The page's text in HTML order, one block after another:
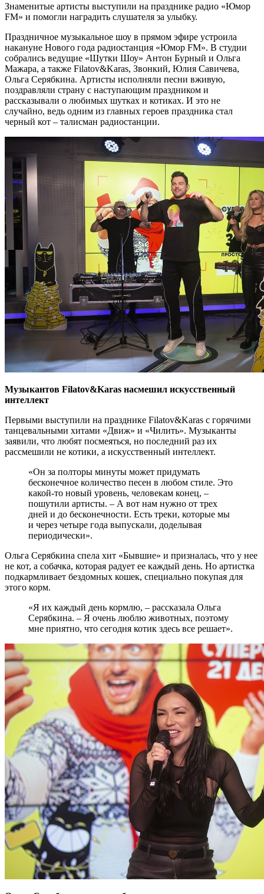
Знаменитые артисты выступили на празднике радио «Юмор
FM» и помогли наградить слушателя за улыбку.
Праздничное музыкальное шоу в прямом эфире устроила
накануне Нового года радиостанция «Юмор FM». В студии
собрались ведущие «Шутки Шоу» Антон Бурный и Ольга
Мажара, а также Filatov&Karas, Звонкий, Юлия Савичева,
Ольга Серябкина. Артисты исполняли песни вживую,
поздравляли страну с наступающим праздником и
рассказывали о любимых шутках и котиках. И это не
случайно, ведь одним из главных героев праздника стал
черный кот – талисман радиостанции.
Музыкантов Filatov&Karas насмешил искусственный
интеллект
Первыми выступили на празднике Filatov&Karas с горячими
танцевальными хитами «Движ» и «Чилить». Музыканты
заявили, что любят посмеяться, но последний раз их
рассмешили не котики, а искусственный интеллект.
«Он за полторы минуты может придумать
бесконечное количество песен в любом стиле. Это
какой-то новый уровень, человекам конец, –
пошутили артисты. – А вот нам нужно от трех
дней и до бесконечности. Есть треки, которые мы
и через четыре года выпускали, доделывая
периодически».
Ольга Серябкина спела хит «Бывшие» и призналась, что у нее
не кот, а собачка, которая радует ее каждый день. Но артистка
подкармливает бездомных кошек, специально покупая для
этого корм.
«Я их каждый день кормлю, – рассказала Ольга
Серябкина. – Я очень люблю животных, поэтому
мне приятно, что сегодня котик здесь все решает».